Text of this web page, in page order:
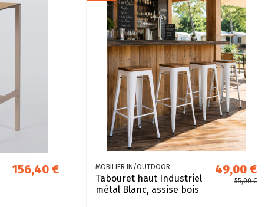
156,40 € MOBILIER IN/OUTDOOR
Tabouret haut Industriel
métal Blanc, assise bois
49,00 €
55,00 €